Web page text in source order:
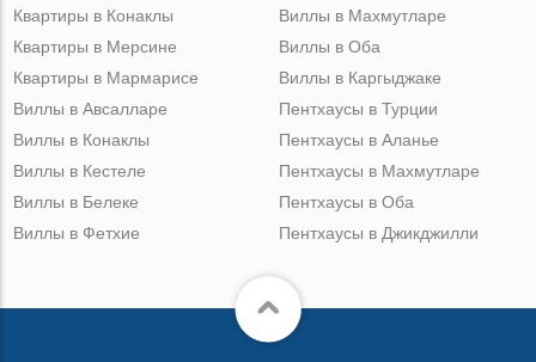
Квартиры в Конаклы
Квартиры в Мерсине
Квартиры в Мармарисе
Виллы в Махмутларе
Виллы в Оба
Виллы в Каргыджаке
Виллы в Авсалларе
Виллы в Конаклы
Виллы в Кестеле
Виллы в Белеке
Виллы в Фетхие
Пентхаусы в Турции
Пентхаусы в Аланье
Пентхаусы в Махмутларе
Пентхаусы в Оба
Пентхаусы в Джикджилли